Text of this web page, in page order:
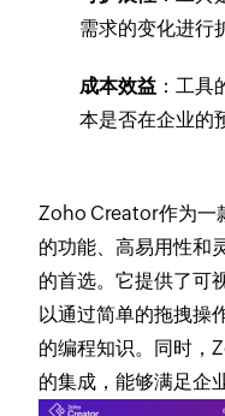
需求的变化进行
成本效益 ：工
本是否在企业的
Zoho Creator作为一
的功能、高易用性和
的首选。它提供了可
以通过简单的拖拽操
的编程知识。同时，
的集成，能够满足企